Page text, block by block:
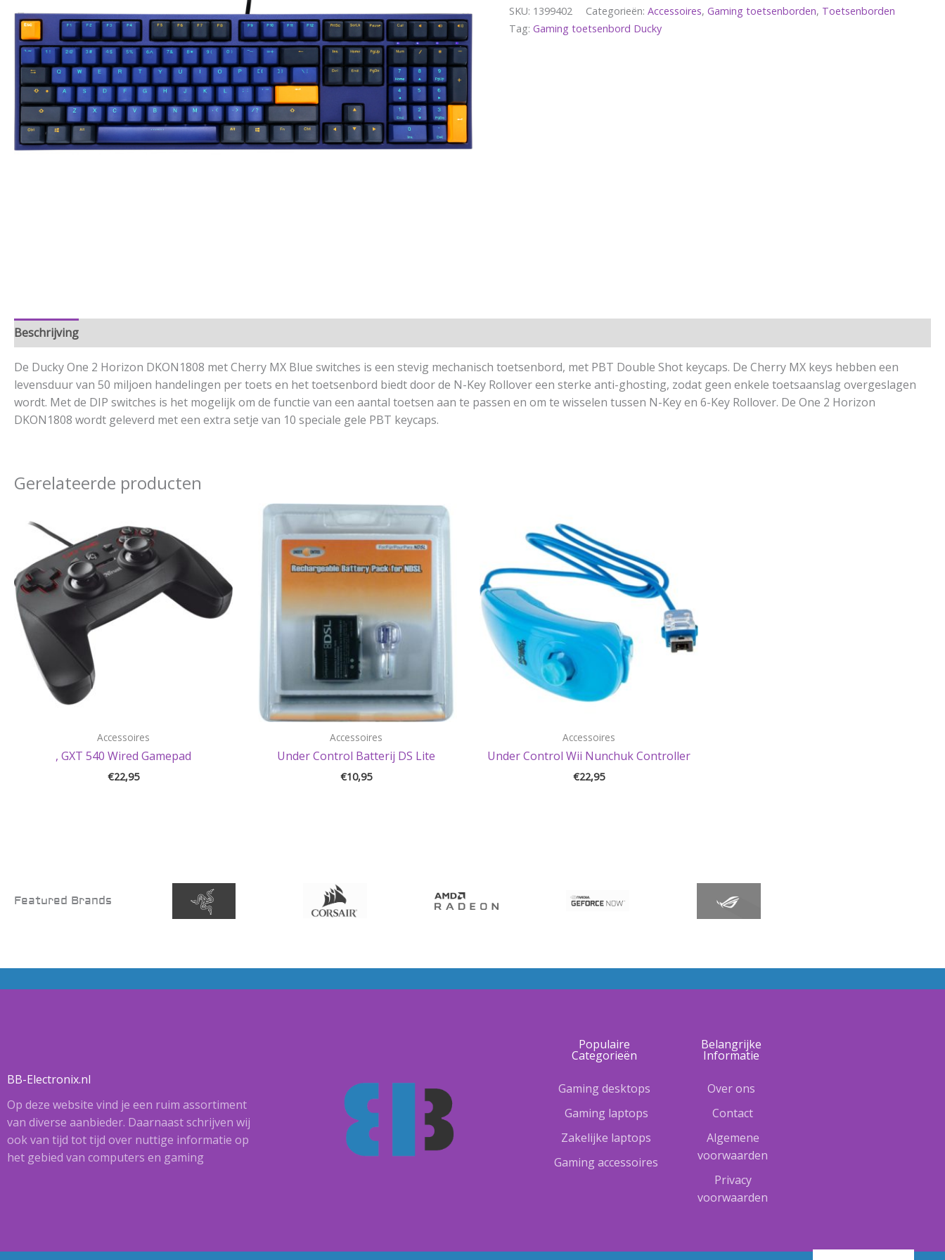
SKU: 1399402 Categorieën:Accessoires,Gaming toetsenborden, Toetsenborden
Tag:Gaming toetsenbord Ducky
Beschrijving
De Ducky One 2 Horizon DKON1808 met Cherry MX Blue switches is een stevig mechanisch toetsenbord, met PBT Double Shot keycaps. De Cherry MX keys hebben een
levensduur van 50 miljoen handelingen per toets en het toetsenbord biedt door de N-Key Rollover een sterke anti-ghosting, zodat geen enkele toetsaanslag overgeslagen
wordt. Met de DIP switches is het mogelijk om de functie van een aantal toetsen aan te passen en om te wisselen tussen N-Key en 6-Key Rollover. De One 2 Horizon
DKON1808 wordt geleverd met een extra setje van 10 speciale gele PBT keycaps.
Gerelateerde producten
Accessoires
, GXT 540 Wired Gamepad
€22,95
Accessoires
Under Control Batterij DS Lite
€10,95
Accessoires
Under Control Wii Nunchuk Controller
€22,95
Featured Brands
BB-Electronix.nl
Op deze website vind je een ruim assortiment
van diverse aanbieder. Daarnaast schrijven wij
ook van tijd tot tijd over nuttige informatie op
het gebied van computers en gaming
Populaire
Categorieën
Gaming desktops
Gaming laptops
Zakelijke laptops
Gaming accessoires
Belangrijke
Informatie
Over ons
Contact
Algemene
voorwaarden
Privacy
voorwaarden